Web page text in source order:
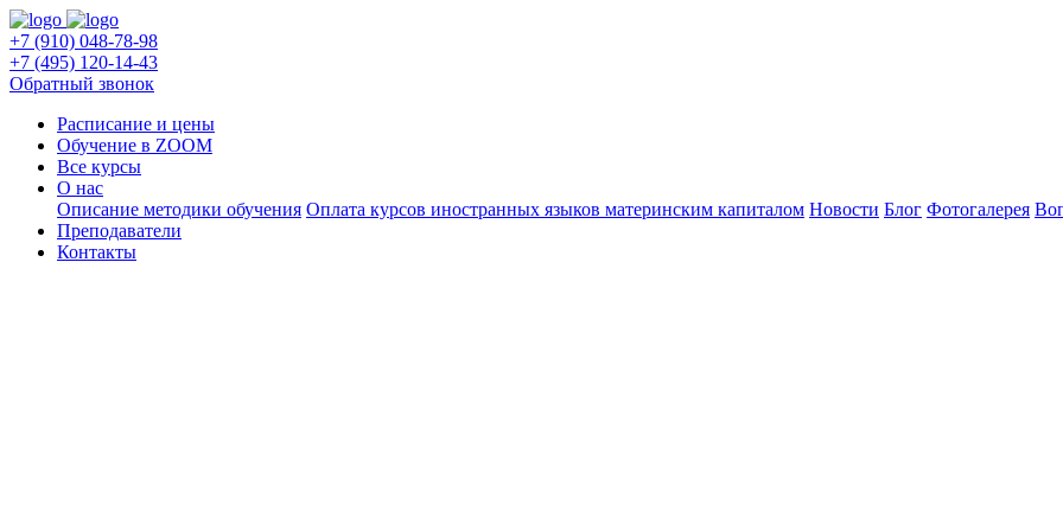
+7 (910) 048-78-98
+7 (495) 120-14-43
Обратный звонок
Расписание и цены
Обучение в ZOOM
Все курсы
О нас
Описание методики обучения Оплата курсов иностранных языков материнским капиталом Новости Блог Фотогалерея
Преподаватели
Контакты